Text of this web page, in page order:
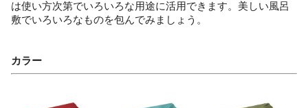
は使い方次第でいろいろな用途に活用できます。美しい風呂
敷でいろいろなものを包んでみましょう。
カラー